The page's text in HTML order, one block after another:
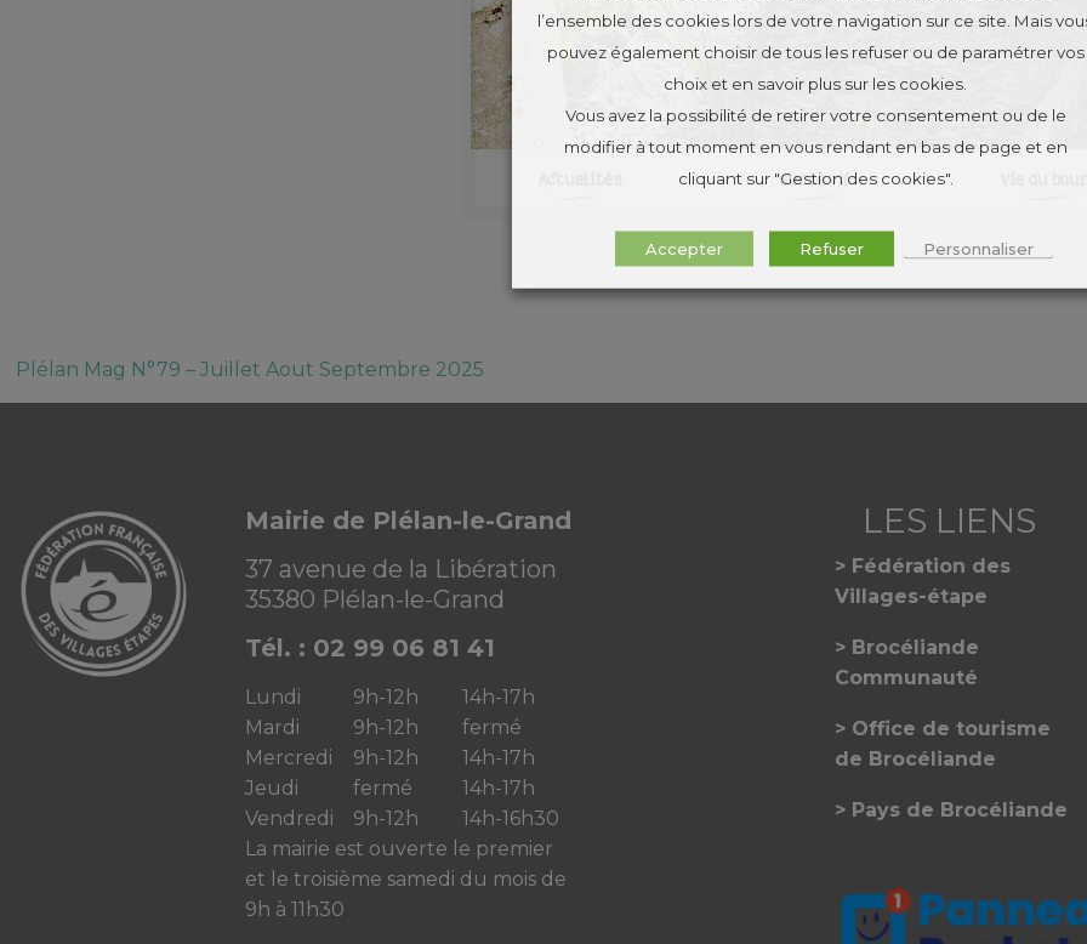
Plélan Mag N°79 – Juillet Aout Septembre 2025
Mairie de Plélan-le-Grand
37 avenue de la Libération
35380 Plélan-le-Grand
Tél. : 02 99 06 81 41
Lundi 9h-12h
14h-17h
Mardi
9h-12h
fermé
Mercredi
9h-12h
14h-17h
Jeudi
fermé
14h-17h
Vendredi
9h-12h
14h-16h30
La mairie est ouverte le premier
et le troisième samedi du mois de
9h à 11h30
Fédération des
Villages-étape
Brocéliande
Communauté
Office de tourisme
de Brocéliande
Pays de Brocéliande
l’ensemble des cookies lors de votre navigation sur ce site. Mais
pouvez également choisir de tous les refuser ou de paramétrer vos
choix et en savoir plus sur les cookies.
Vous avez la possibilité de retirer votre consentement ou de le
modifier à tout moment en vous rendant en bas de page et en
cliquant sur "Gestion des cookies".
Accepter Refuser Personnaliser